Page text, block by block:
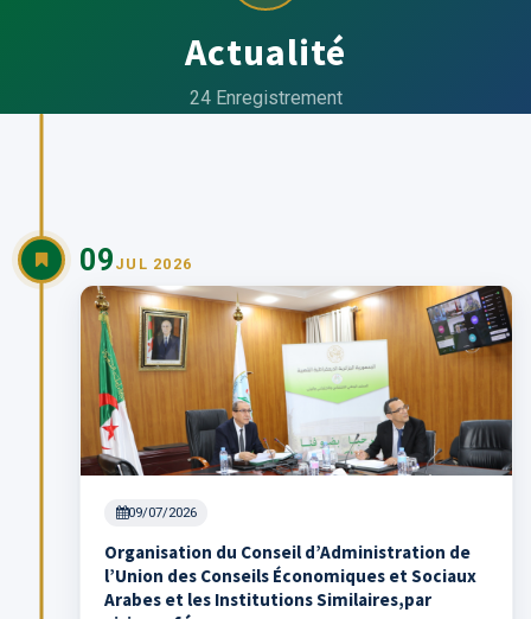
Actualité
24 Enregistrement
09 JUL 2026
09/07/2026
Organisation du Conseil d’Administration de
l’Union des Conseils Économiques et Sociaux
Arabes et les Institutions Similaires,par